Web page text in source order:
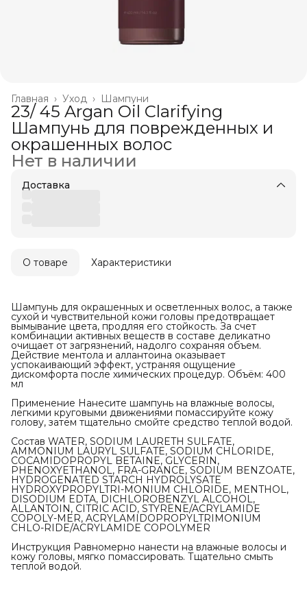
Шампуни
Уход ›
Главная ›
23/ 45 Argan Oil Clarifying
Шампунь для поврежденных и
окрашенных волос
Нет в наличии
Доставка
О товаре Характеристики
Шампунь для окрашенных и осветленных волос, а также
сухой и чувствительной кожи головы предотвращает
вымывание цвета, продляя его стойкость. За счет
комбинации активных веществ в составе деликатно
очищает от загрязнений, надолго сохраняя объем.
Действие ментола и аллантоина оказывает
успокаивающий эффект, устраняя ощущение
дискомфорта после химических процедур. Объём: 400
мл
Применение Нанесите шампунь на влажные волосы,
легкими круговыми движениями помассируйте кожу
голову, затем тщательно смойте средство теплой водой.
Состав WATER, SODIUM LAURETH SULFATE,
AMMONIUM LAURYL SULFATE, SODIUM CHLORIDE,
COCAMIDOPROPYL BETAINE, GLYCERIN,
PHENOXYETHANOL, FRA-GRANCE, SODIUM BENZOATE,
HYDROGENATED STARCH HYDROLYSATE
HYDROXYPROPYLTRI-MONIUM CHLORIDE, MENTHOL,
DISODIUM EDTA, DICHLOROBENZYL ALCOHOL,
ALLANTOIN, CITRIC ACID, STYRENE/ACRYLAMIDE
COPOLY-MER, ACRYLAMIDOPROPYLTRIMONIUM
CHLO-RIDE/ACRYLAMIDE COPOLYMER
Инструкция Равномерно нанести на влажные волосы и
кожу головы, мягко помассировать. Тщательно смыть
теплой водой.